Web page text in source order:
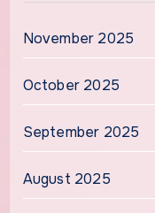
November 2025
October 2025
September 2025
August 2025